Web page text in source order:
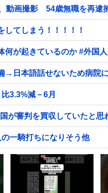
動画撮影 54歳無職を再逮
てしまう！！！！！
が起きているのか #外国
→日本語話せないため病院
3.3%減－6月
が審判を買収していたと
一騎打ちになりそう他